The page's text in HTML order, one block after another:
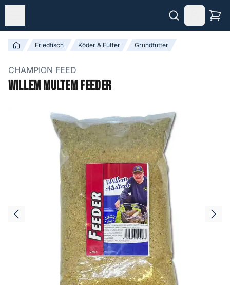
Friedfisch Köder & Futter Grundfutter
CHAMPION FEED
Willem Multem Feeder